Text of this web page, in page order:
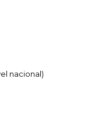
nacional)